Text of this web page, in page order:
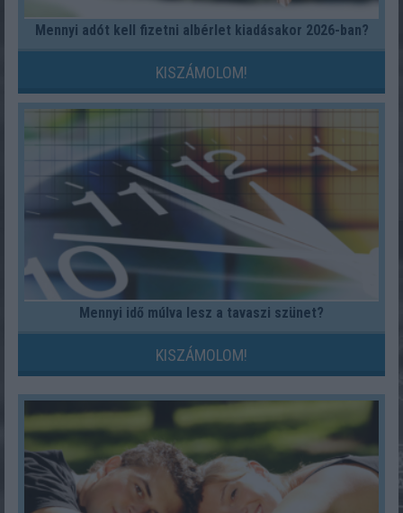
Mennyi adót kell fizetni albérlet kiadásakor 2026-ban?
KISZÁMOLOM!
Mennyi idő múlva lesz a tavaszi szünet?
KISZÁMOLOM!